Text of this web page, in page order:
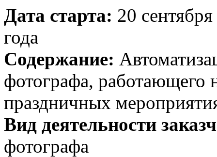
Дата старта: 20
года
Содержание:
фотографа, работающего
праздничных
Вид деятельности
фотографа